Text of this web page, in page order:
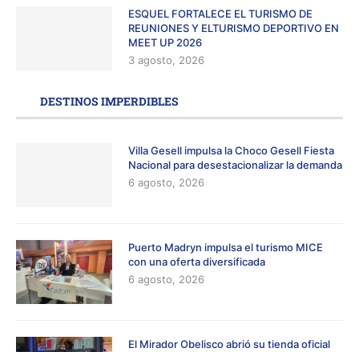
ESQUEL FORTALECE EL TURISMO DE
REUNIONES Y ELTURISMO DEPORTIVO EN
MEET UP 2026
3 agosto, 2026
DESTINOS IMPERDIBLES
Villa Gesell impulsa la Choco Gesell Fiesta
Nacional para desestacionalizar la demanda
6 agosto, 2026
Puerto Madryn impulsa el turismo MICE
con una oferta diversificada
6 agosto, 2026
El Mirador Obelisco abrió su tienda oficial